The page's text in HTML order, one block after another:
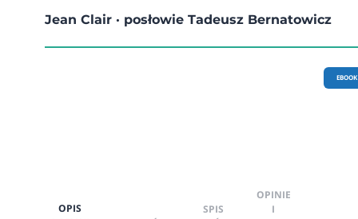
Jean Clair · posłowie Tadeusz Bernatowicz
EBOOK
OPIS
SPIS
OPINIE
I